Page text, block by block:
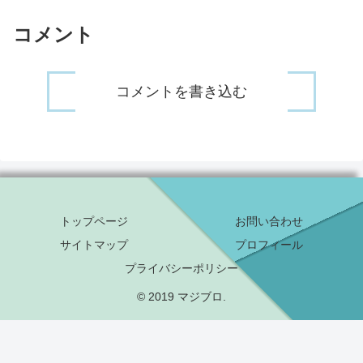
コメント
コメントを書き込む
トップページ
お問い合わせ
サイトマップ
プロフィール
プライバシーポリシー
© 2019 マジブロ.